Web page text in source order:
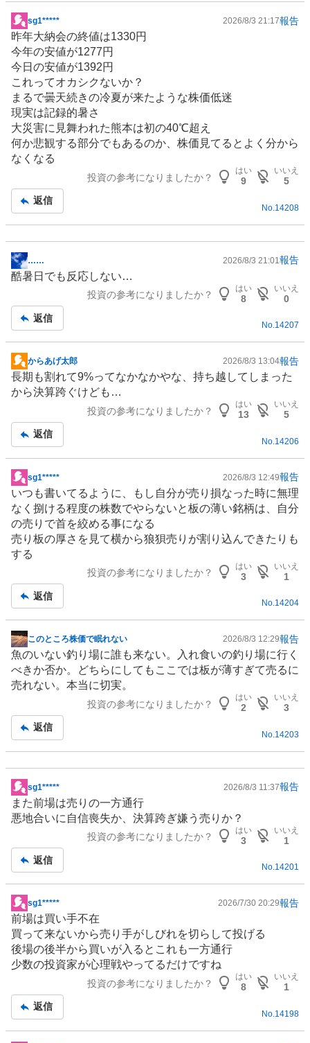
掲
示
板
記
事
sg1***** 2026/8/3 21:17報告
昨年大納会の終値は1330円
今年の安値が1277円
今日の安値が1392円
これってオカシクないか？
まるで曇天続きの冷夏が来たような株価低迷
現実は記録的暑さ
大災害に見舞われた熊本は初の40℃超え
何か悲観する部分でもあるのか、株価見てるとよく分から
なくなる
投資の参考になりましたか？
はい
9
いいえ
5
返信
No. 14208
掲
示
事
…… 2026/8/3 21:01 報告
酷暑日でも反応しない…
投資の参考になりましたか？
はい
8
いいえ
0
返信
No.14207
掲
示
板
からあげ太郎 2026/8/3 13:04報告
長期も割れて9%ってなかなかやな、持ち越してしまった
から決算跨ぐけども…
投資の参考になりましたか？
はい
13
いいえ
5
返信
No. 14206
掲
示
板
記
事
sg1***** 2026/8/3 12:49報告
いつも書いてるように、もし自分が売り損なった時に無理
なく捌ける程度の株数でやらないと板の薄い銘柄は、自分
の売りで首を絞める事になる
売り板の厚さを見て横から狼狽売りが割り込んできたりも
する
投資の参考になりましたか？
はい
3
いいえ
1
返信
No.14204
掲
示
板
記
このところ株価で眠れない 2026/8/3 12:29報告
魚のいない釣り場に誰も来ない。入れ食いの釣り場に行く
べきか否か。どちらにしてもここでは板が薄すぎて売るに
売れない。本当に切実。
投資の参考になりましたか？
はい
2
いいえ
3
返信
No. 14203
掲
示
板
sg1***** 2026/8/3 11:37報告
また前場は売りの一方通行
悪地合いに自信喪失か、決算跨ぎ嫌う売りか？
投資の参考になりましたか？
はい
3
いいえ
1
返信
No.14201
掲
示
板
記
事
sg1***** 2026/7/30 20:29報告
前場は買い手不在
買って来ないから売り手がしびれを切らして投げる
後場の後半から買いが入るとこれも一方通行
少数の投資家が心理戦やってるだけですね
投資の参考になりましたか？
はい
8
いいえ
1
返信
No. 14198